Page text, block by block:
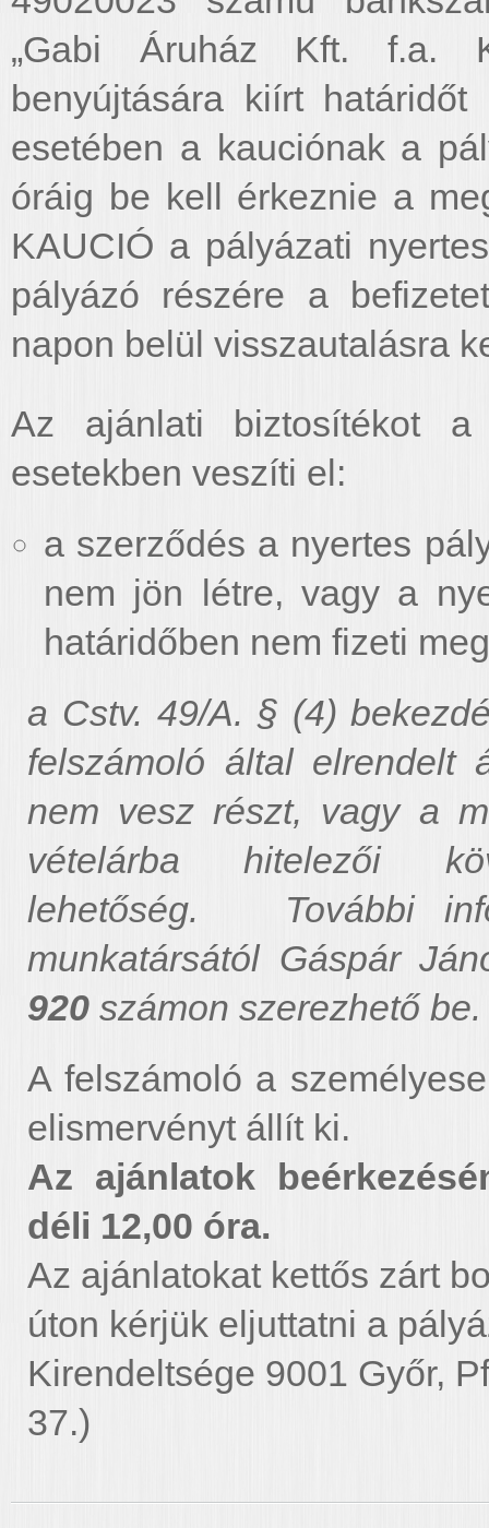
„Gabi Áruház Kft. f.a.
benyújtására kiírt
esetében a kauciónak a
óráig be kell érkeznie a
KAUCIÓ a pályázati
pályázó részére a
napon belül visszautalásra
Az ajánlati biztosítékot
esetekben veszíti el:
a szerződés a nyertes
nem jön létre, vagy a
határidőben nem fizeti
a Cstv. 49/A. § (4)
felszámoló által elrendelt
nem vesz részt, vagy a
vételárba
hitelezői
lehetőség. További
munkatársától Gáspár
920 számon szerezhető be.
A felszámoló a
elismervényt állít ki.
Az ajánlatok
déli 12,00 óra.
Az ajánlatokat kettős zárt
úton kérjük eljuttatni a
Kirendeltsége 9001 Győr,
37.)